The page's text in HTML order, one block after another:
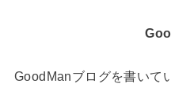
GoodManブログを書いて